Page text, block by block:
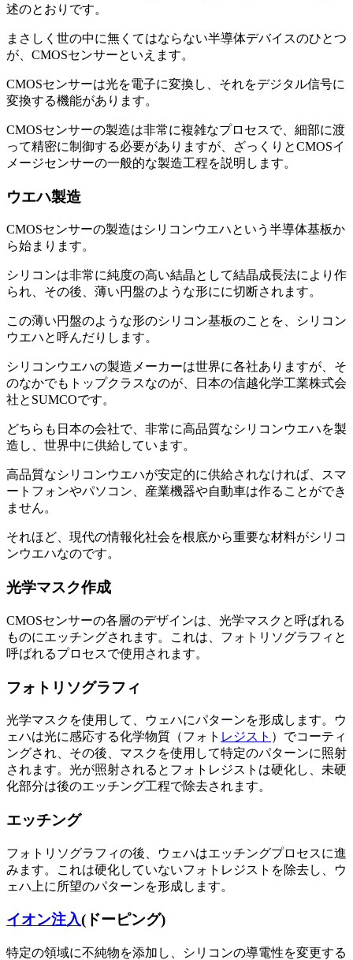
述のとおりです。
まさしく世の中に無くてはならない半導体デバイスのひとつ
が、CMOSセンサーといえます。
CMOSセンサーは光を電子に変換し、それをデジタル信号に
変換する機能があります。
CMOSセンサーの製造は非常に複雑なプロセスで、細部に渡
って精密に制御する必要がありますが、ざっくりとCMOSイ
メージセンサーの一般的な製造工程を説明します。
ウエハ製造
CMOSセンサーの製造はシリコンウエハという半導体基板か
ら始まります。
シリコンは非常に純度の高い結晶として結晶成長法により作
られ、その後、薄い円盤のような形にに切断されます。
この薄い円盤のような形のシリコン基板のことを、シリコン
ウエハと呼んだりします。
シリコンウエハの製造メーカーは世界に各社ありますが、そ
のなかでもトップクラスなのが、日本の信越化学工業株式会
社とSUMCOです。
どちらも日本の会社で、非常に高品質なシリコンウエハを製
造し、世界中に供給しています。
高品質なシリコンウエハが安定的に供給されなければ、スマ
ートフォンやパソコン、産業機器や自動車は作ることができ
ません。
それほど、現代の情報化社会を根底から重要な材料がシリコ
ンウエハなのです。
光学マスク作成
CMOSセンサーの各層のデザインは、光学マスクと呼ばれる
ものにエッチングされます。これは、フォトリソグラフィと
呼ばれるプロセスで使用されます。
フォトリソグラフィ
光学マスクを使用して、ウェハにパターンを形成します。ウ
ェハは光に感応する化学物質（フォト レジスト ）でコーティ
ングされ、その後、マスクを使用して特定のパターンに照射
されます。光が照射されるとフォトレジストは硬化し、未硬
化部分は後のエッチング工程で除去されます。
エッチング
フォトリソグラフィの後、ウェハはエッチングプロセスに進
みます。これは硬化していないフォトレジストを除去し、ウ
ェハ上に所望のパターンを形成します。
イオン注入(ドーピング)
特定の領域に不純物を添加し、シリコンの導電性を変更する